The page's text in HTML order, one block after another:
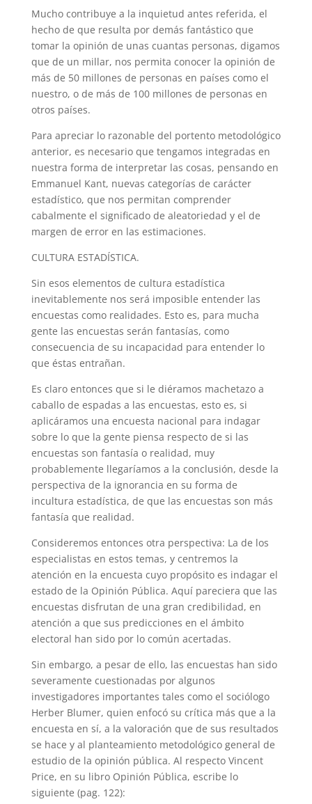
Mucho contribuye a la inquietud antes referida, el
hecho de que resulta por demás fantástico que
tomar la opinión de unas cuantas personas, digamos
que de un millar, nos permita conocer la opinión de
más de 50 millones de personas en países como el
nuestro, o de más de 100 millones de personas en
otros países.
Para apreciar lo razonable del portento metodológico
anterior, es necesario que tengamos integradas en
nuestra forma de interpretar las cosas, pensando en
Emmanuel Kant, nuevas categorías de carácter
estadístico, que nos permitan comprender
cabalmente el significado de aleatoriedad y el de
margen de error en las estimaciones.
CULTURA ESTADÍSTICA.
Sin esos elementos de cultura estadística
inevitablemente nos será imposible entender las
encuestas como realidades. Esto es, para mucha
gente las encuestas serán fantasías, como
consecuencia de su incapacidad para entender lo
que éstas entrañan.
Es claro entonces que si le diéramos machetazo a
caballo de espadas a las encuestas, esto es, si
aplicáramos una encuesta nacional para indagar
sobre lo que la gente piensa respecto de si las
encuestas son fantasía o realidad, muy
probablemente llegaríamos a la conclusión, desde la
perspectiva de la ignorancia en su forma de
incultura estadística, de que las encuestas son más
fantasía que realidad.
Consideremos entonces otra perspectiva: La de los
especialistas en estos temas, y centremos la
atención en la encuesta cuyo propósito es indagar el
estado de la Opinión Pública. Aquí pareciera que las
encuestas disfrutan de una gran credibilidad, en
atención a que sus predicciones en el ámbito
electoral han sido por lo común acertadas.
Sin embargo, a pesar de ello, las encuestas han sido
severamente cuestionadas por algunos
investigadores importantes tales como el sociólogo
Herber Blumer, quien enfocó su crítica más que a la
encuesta en sí, a la valoración que de sus resultados
se hace y al planteamiento metodológico general de
estudio de la opinión pública. Al respecto Vincent
Price, en su libro Opinión Pública, escribe lo
siguiente (pag. 122):